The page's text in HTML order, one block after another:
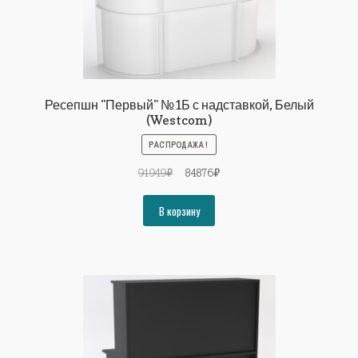
Ресепшн "Первый" №1Б с надставкой, Белый
(Westcom)
РАСПРОДАЖА!
91949₽
Первоначальная
составляла
91949₽.
84876₽Текущая
В корзину